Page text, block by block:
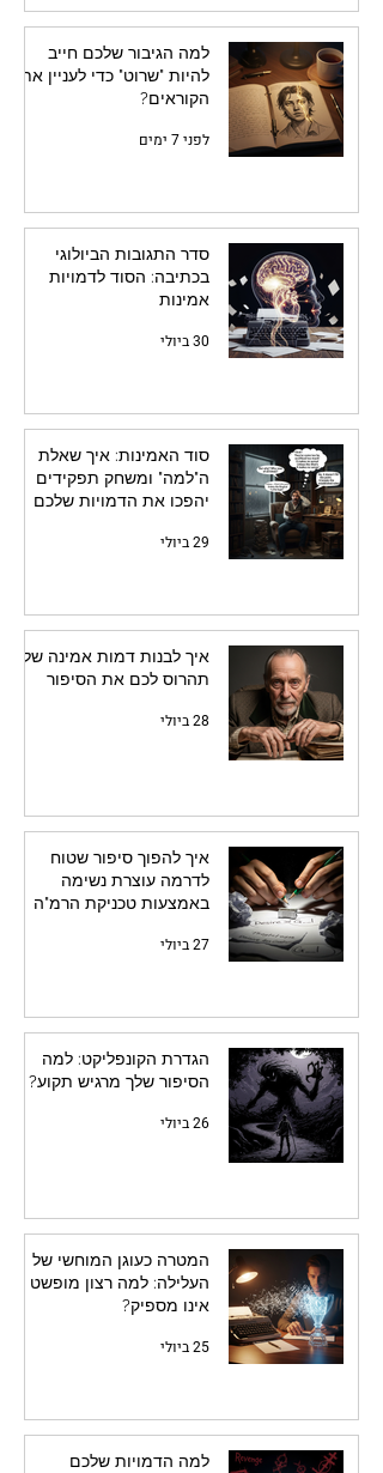
למה הגיבור שלכם חייב
להיות "שרוט" כדי לעניין את
הקוראים?
לפני 7 ימים
סדר התגובות הביולוגי
בכתיבה: הסוד לדמויות
אמינות
30 ביולי
סוד האמינות: איך שאלת
ה"למה" ומשחק תפקידים
יהפכו את הדמויות שלכם
29 ביולי
איך לבנות דמות אמינה שלא
תהרוס לכם את הסיפור
28 ביולי
איך להפוך סיפור שטוח
לדרמה עוצרת נשימה
באמצעות טכניקת הרמ"ה
27 ביולי
הגדרת הקונפליקט: למה
הסיפור שלך מרגיש תקוע?
26 ביולי
המטרה כעוגן המוחשי של
העלילה: למה רצון מופשט
אינו מספיק?
25 ביולי
למה הדמויות שלכם